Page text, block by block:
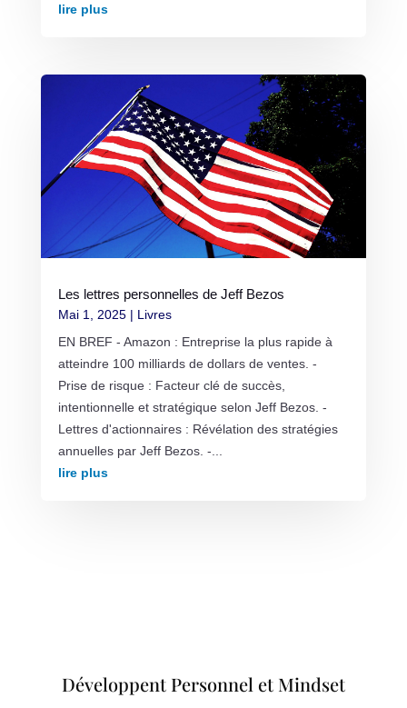
lire plus
Les lettres personnelles de Jeff Bezos
Mai 1, 2025| Livres
EN BREF - Amazon : Entreprise la plus rapide à
atteindre 100 milliards de dollars de ventes. -
Prise de risque : Facteur clé de succès,
intentionnelle et stratégique selon Jeff Bezos. -
Lettres d'actionnaires : Révélation des stratégies
annuelles par Jeff Bezos. -...
lire plus
Développent Personnel et Mindset